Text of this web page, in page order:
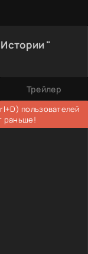
"
Трейлер
пользователей
раньше!